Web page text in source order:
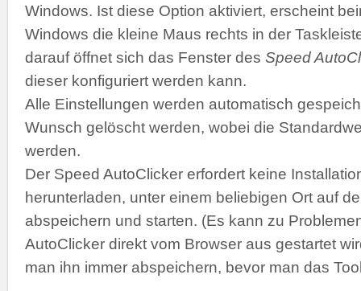
Windows. Ist diese Option aktiviert, erscheint
Windows die kleine Maus rechts in der
darauf öffnet sich das Fenster des Speed
dieser konfiguriert werden kann.
Alle Einstellungen werden automatisch
Wunsch gelöscht werden, wobei die
werden.
Der Speed AutoClicker erfordert keine
herunterladen, unter einem beliebigen Ort auf
abspeichern und starten. (Es kann zu
AutoClicker direkt vom Browser aus gestartet
man ihn immer abspeichern, bevor man das